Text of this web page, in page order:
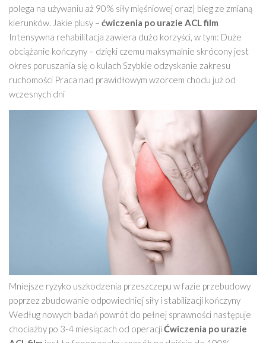
polega na używaniu aż 90% siły mięśniowej oraz| bieg ze zmianą
kierunków. Jakie plusy – ćwiczenia po urazie ACL film
Intensywna rehabilitacja zawiera dużo korzyści, w tym: Duże
obciążanie kończyny – dzięki czemu maksymalnie skrócony jest
okres poruszania się o kulach Szybkie odzyskanie zakresu
ruchomości Praca nad prawidłowym wzorcem chodu już od
wczesnych dni
Mniejsze ryzyko uszkodzenia przeszczepu w fazie przebudowy
poprzez zbudowanie odpowiedniej siły i stabilizacji kończyny
Według nowych badań powrót do pełnej sprawności następuje
chociażby po 3-4 miesiącach od operacjiĆwiczenia po urazie